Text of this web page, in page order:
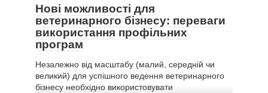
Нові можливості для
ветеринарного бізнесу: переваги
використання профільних
програм
Незалежно від масштабу (малий, середній чи
великий) для успішного ведення ветеринарного
бізнесу необхідно використовувати